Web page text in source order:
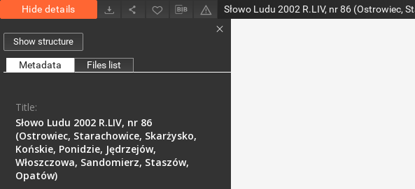
Hide details
Show structure
Metadata Files list
Title:
Słowo Ludu 2002 R.LIV, nr 86
(Ostrowiec, Starachowice, Skarżysko,
Końskie, Ponidzie, Jędrzejów,
Włoszczowa, Sandomierz, Staszów,
Opatów)